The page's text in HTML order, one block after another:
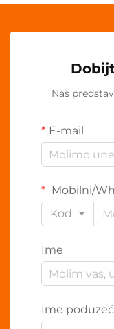
Naš
E-mail
Mobilni/
Kod
Ime
Ime